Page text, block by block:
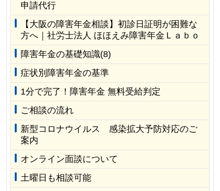
申請代行
【大阪の障害年金相談】初診日証明が困難な
方へ｜社労士法人 ほほえみ障害年金Ｌａｂｏ
障害年金の基礎知識(8)
症状別障害年金の基準
1分で完了！障害年金 無料受給判定
ご相談の流れ
新型コロナウイルス 感染拡大予防対応のご
案内
オンライン面談について
土曜日も相談可能